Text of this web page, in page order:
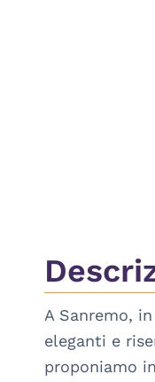
A Sanremo,
eleganti e
proponiamo